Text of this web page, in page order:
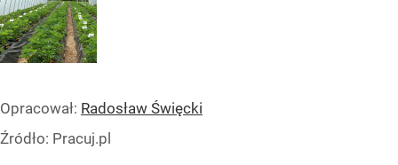
Opracował: Radosław Święcki
Źródło: Pracuj.pl